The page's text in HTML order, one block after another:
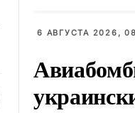
6 АВГУСТА 2026,